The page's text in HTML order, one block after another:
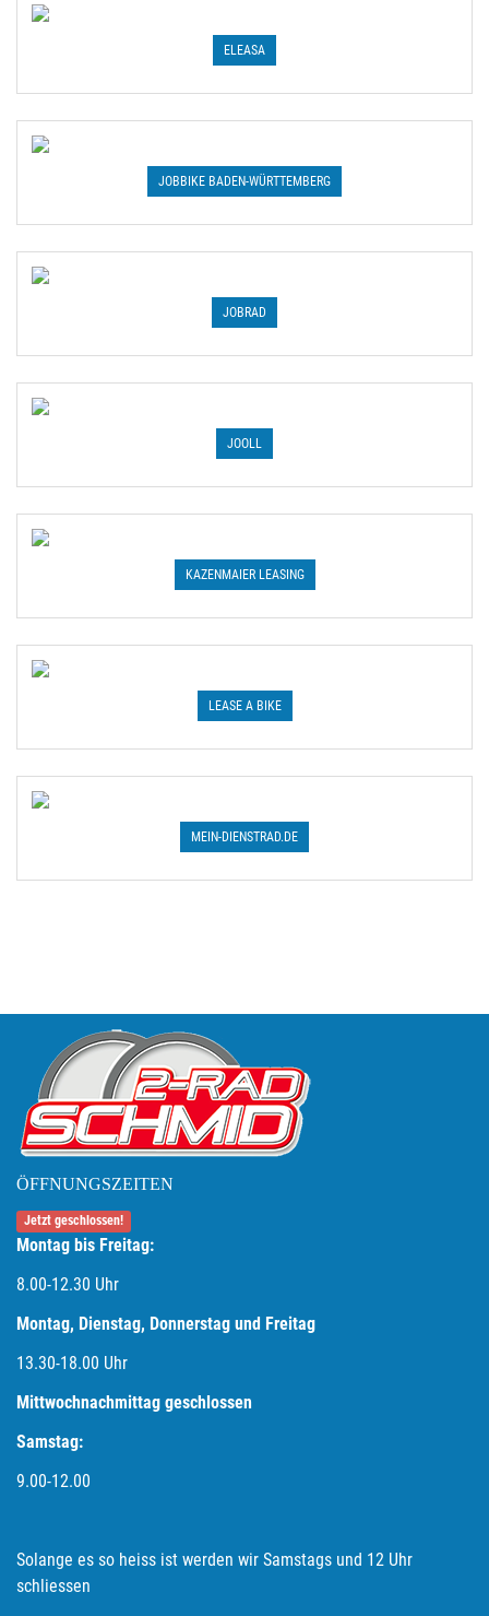
ELEASA
JOBBIKE BADEN-WÜRTTEMBERG
JOBRAD
JOOLL
KAZENMAIER LEASING
LEASE A BIKE
MEIN-DIENSTRAD.DE
ÖFFNUNGSZEITEN
Jetzt geschlossen!
Montag bis Freitag:
8.00-12.30 Uhr
Montag, Dienstag, Donnerstag und Freitag
13.30-18.00 Uhr
Mittwochnachmittag geschlossen
Samstag:
9.00-12.00
Solange es so heiss ist werden wir Samstags und 12 Uhr
schliessen